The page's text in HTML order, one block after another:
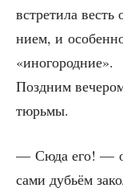
встре­ти­ла
ни­ем, и
«ино­го­род­ние».
Позд­ним
тюрьмы.
— Сюда его! —
сами дубьём